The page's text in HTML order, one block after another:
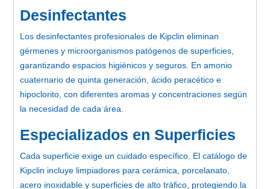
Desinfectantes
Los desinfectantes profesionales de Kipclin eliminan
gérmenes y microorganismos patógenos de superficies,
garantizando espacios higiénicos y seguros. En amonio
cuaternario de quinta generación, ácido peracético e
hipoclorito, con diferentes aromas y concentraciones según
la necesidad de cada área.
Especializados en Superficies
Cada superficie exige un cuidado específico. El catálogo de
Kipclin incluye limpiadores para cerámica, porcelanato,
acero inoxidable y superficies de alto tráfico, protegiendo la